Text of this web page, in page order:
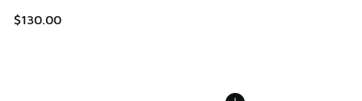
$130.00